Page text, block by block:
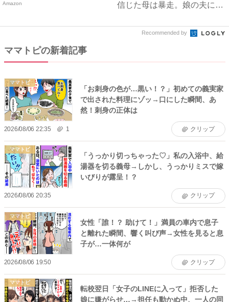
Amazon
信じた母は暴走。娘の夫に電
Recommended by
ママトピの新着記事
ママトピ
「お刺身の色が…黒い！？」初めての義実家
で出された料理にゾッ→口にした瞬間、あ
然！刺身の正体は
2026/08/06 22:35 1 クリップ
ママトピ
「うっかり切っちゃった♡」私の入浴中、給
湯器を切る義母→しかし、うっかりミスで嫁
いびりが露呈！？
2026/08/06 20:35 クリップ
ママトピ
女性「誰！？ 助けて！」満員の車内で息子
と離れた瞬間、響く叫び声→女性を見ると息
子が…一体何が
2026/08/06 19:50 クリップ
ママトピ
転校翌日「女子のLINEに入って」拒否した
娘に嫌がらせ…→担任も動かぬ中、一人の同